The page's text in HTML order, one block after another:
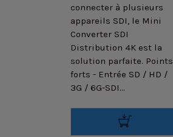
connecter à plusieurs
appareils SDI, le Mini
Converter SDI
Distribution 4K est la
solution parfaite. Points
forts - Entrée SD / HD /
3G / 6G-SDI...